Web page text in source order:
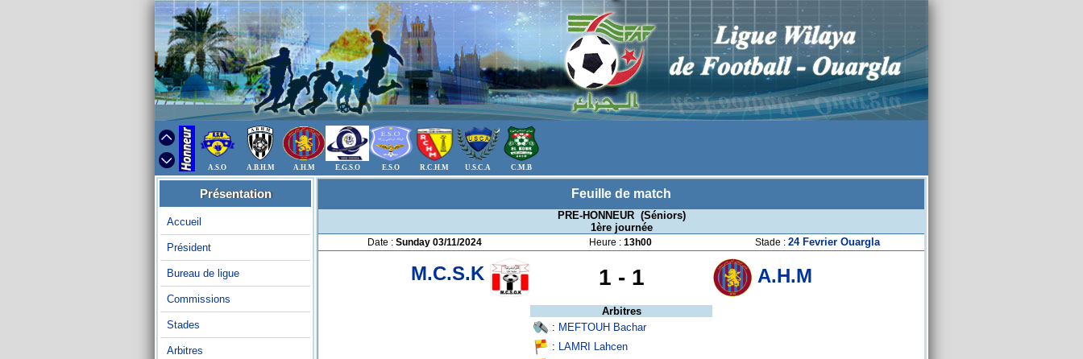
A.S.O A.B.H.M A.H.M E.G.S.O E.S.O R.C.H.M U.S.C.A C.M.B
Présentation
Accueil
Président
Bureau de ligue
Commissions
Stades
Arbitres
Feuille de match
PRE-HONNEUR (Séniors)
1ère journée
Date : Sunday 03/11/2024 Heure : 13h00 Stade : 24 Fevrier Ouargla
M.C.S.K 1 -1 A.H.M
Arbitres
: MEFTOUH Bachar
: LAMRI Lahcen